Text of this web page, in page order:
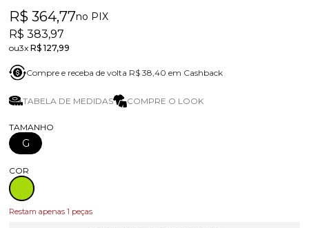
R$ 364,77no PIX
R$ 383,97
3xR$ 127,99
Compre e receba de volta R$ 38,40 em Cashback
TABELA DE MEDIDAS COMPRE O LOOK
TAMANHO
G
COR
Restam apenas 1 peças